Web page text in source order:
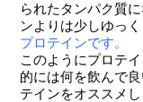
られたタ ンパク質
ンよりは少しゆっ
プロテインです。
このようにプロテ
的には何を飲んで
テイ ンをオススメし